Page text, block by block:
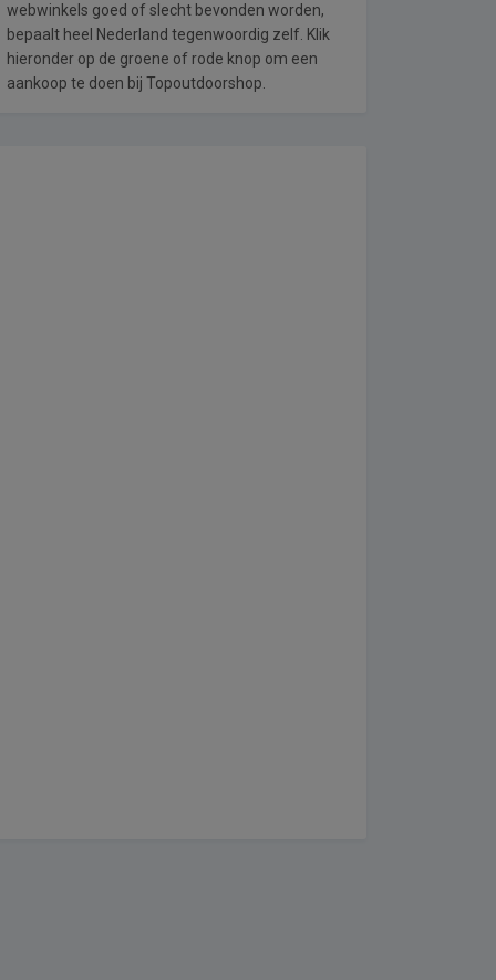
webwinkels goed of slecht bevonden worden,
bepaalt heel Nederland tegenwoordig zelf. Klik
hieronder op de groene of rode knop om een
aankoop te doen bij Topoutdoorshop.